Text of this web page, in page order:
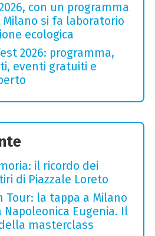
con un programma
Milano si fa laboratorio
ecologica
2026: programma,
eventi gratuiti e
il ricordo dei
di Piazzale Loreto
Tour: la tappa a Milano
Napoleonica Eugenia. Il
masterclass